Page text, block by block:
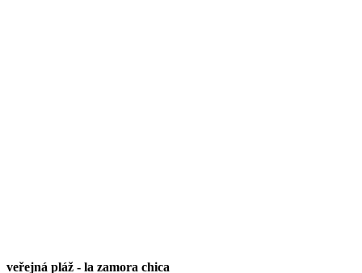
veřejná pláž - la zamora chica